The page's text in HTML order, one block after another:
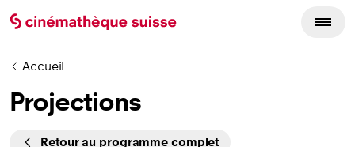
Accueil
Projections
CyclesRetour au programme complet